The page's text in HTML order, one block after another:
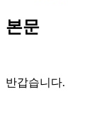
본문
반갑습니다.